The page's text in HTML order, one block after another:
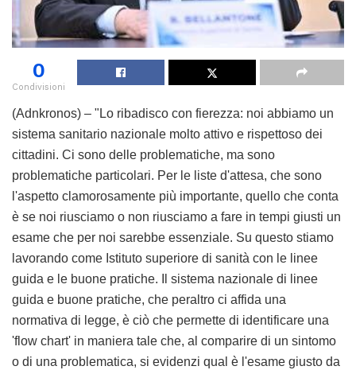
0
Condivisioni
(Adnkronos) – "Lo ribadisco con fierezza: noi abbiamo un
sistema sanitario nazionale molto attivo e rispettoso dei
cittadini. Ci sono delle problematiche, ma sono
problematiche particolari. Per le liste d'attesa, che sono
l'aspetto clamorosamente più importante, quello che conta
è se noi riusciamo o non riusciamo a fare in tempi giusti un
esame che per noi sarebbe essenziale. Su questo stiamo
lavorando come Istituto superiore di sanità con le linee
guida e le buone pratiche. Il sistema nazionale di linee
guida e buone pratiche, che peraltro ci affida una
normativa di legge, è ciò che permette di identificare una
'flow chart' in maniera tale che, al comparire di un sintomo
o di una problematica, si evidenzi qual è l'esame giusto da